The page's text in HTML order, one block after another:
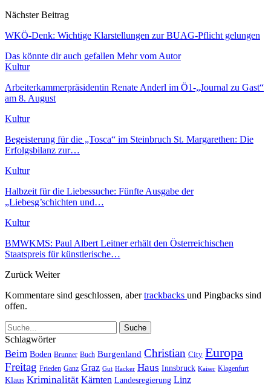
Nächster Beitrag
WKÖ-Denk: Wichtige Klarstellungen zur BUAG-Pflicht gelungen
Das könnte dir auch gefallen Mehr vom Autor
Kultur
Arbeiterkammerpräsidentin Renate Anderl im Ö1-„Journal zu Gast“
am 8. August
Kultur
Begeisterung für die „Tosca“ im Steinbruch St. Margarethen: Die
Erfolgsbilanz zur…
Kultur
Halbzeit für die Liebessuche: Fünfte Ausgabe der
„Liebesg’schichten und…
Kultur
BMWKMS: Paul Albert Leitner erhält den Österreichischen
Staatspreis für künstlerische…
Zurück Weiter
Kommentare sind geschlossen, abertrackbacks und Pingbacks sind
offen.
Schlagwörter
Beim Boden Brunner Buch Burgenland Christian City Europa
Freitag Frieden Ganz Graz Gut Hacker Haus Innsbruck Kaiser Klagenfurt
Klaus Kriminalität Kärnten Landesregierung Linz